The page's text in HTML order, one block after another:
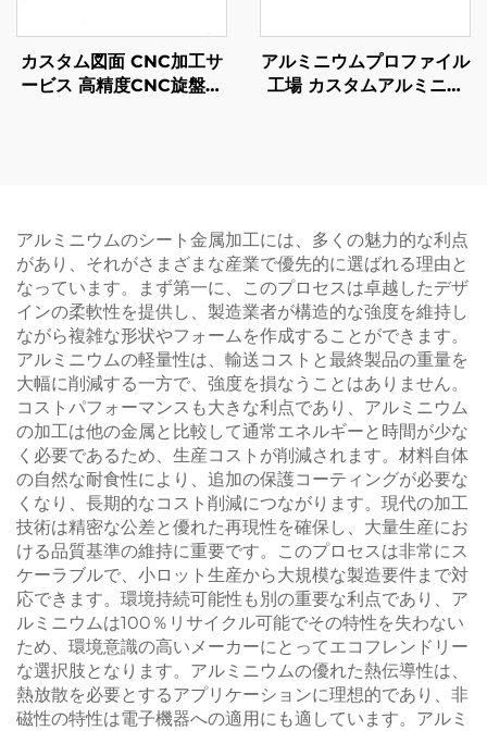
カスタム図面 CNC加工サ
ービス 高精度CNC旋盤加
アルミニウムプロファイル
工場 カスタムアルミニウ
アルミニウムのシート金属加工には、多くの魅力的な利点
があり、それがさまざまな産業で優先的に選ばれる理由と
なっています。まず第一に、このプロセスは卓越したデザ
インの柔軟性を提供し、製造業者が構造的な強度を維持し
ながら複雑な形状やフォームを作成することができます。
アルミニウムの軽量性は、輸送コストと最終製品の重量を
大幅に削減する一方で、強度を損なうことはありません。
コストパフォーマンスも大きな利点であり、アルミニウム
の加工は他の金属と比較して通常エネルギーと時間が少な
く必要であるため、生産コストが削減されます。材料自体
の自然な耐食性により、追加の保護コーティングが必要な
くなり、長期的なコスト削減につながります。現代の加工
技術は精密な公差と優れた再現性を確保し、大量生産にお
ける品質基準の維持に重要です。このプロセスは非常にス
ケーラブルで、小ロット生産から大規模な製造要件まで対
応できます。環境持続可能性も別の重要な利点であり、ア
ルミニウムは100％リサイクル可能でその特性を失わない
ため、環境意識の高いメーカーにとってエコフレンドリー
な選択肢となります。アルミニウムの優れた熱伝導性は、
熱放散を必要とするアプリケーションに理想的であり、非
磁性の特性は電子機器への適用にも適しています。アルミ